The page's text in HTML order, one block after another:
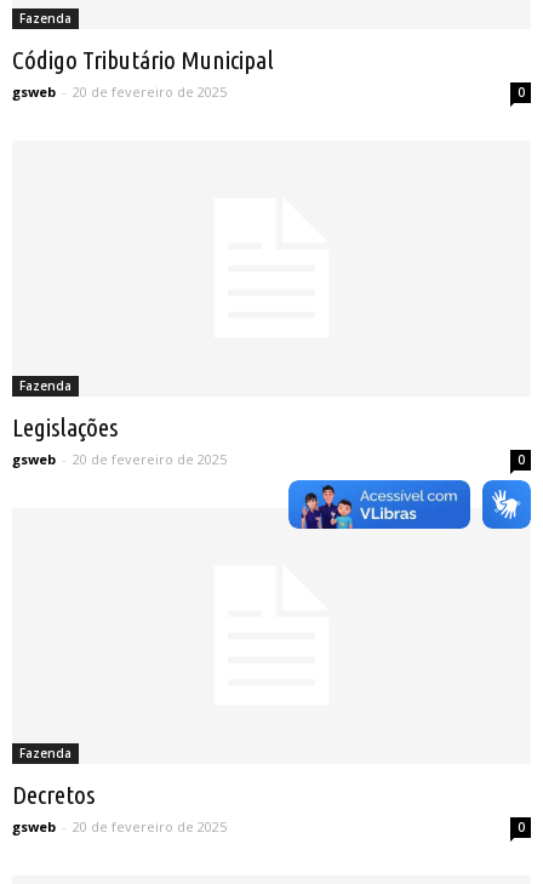
Fazenda
Código Tributário Municipal
gsweb - 20 de fevereiro de 2025 0
Fazenda
Legislações
gsweb - 20 de fevereiro de 2025 0
Fazenda
Decretos
gsweb - 20 de fevereiro de 2025 0